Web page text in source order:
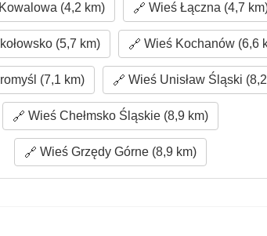
(4,2 km) Wieś Łączna (4,7
(5,7 km) Wieś Kochanów (6,6
(7,1 km) Wieś Unisław Śląski
Wieś Chełmsko Śląskie (8,9 km)
Wieś Grzędy Górne (8,9 km)